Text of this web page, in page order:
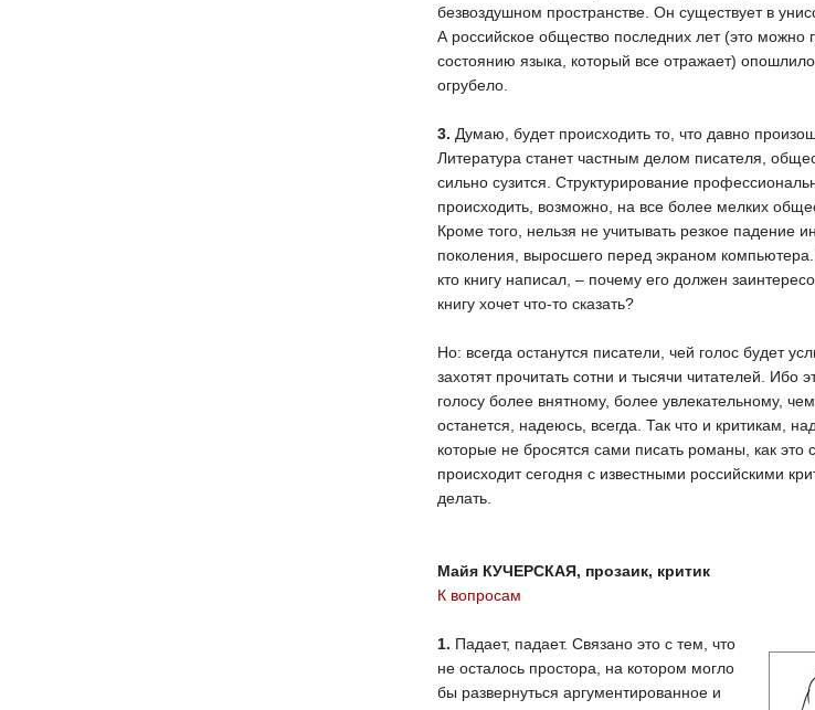
безвоздушном пространстве. Он существует в
А российское общество последних лет (это можно
состоянию языка, который все отражает)
огрубело.
3. Думаю, будет происходить то, что давно
Литература станет частным делом писателя,
сильно сузится. Структурирование
происходить, возможно, на все более мелких
Кроме того, нельзя не учитывать резкое падение
поколения, выросшего перед экраном
кто книгу написал, – почему его должен
книгу хочет что-то сказать?
Но: всегда останутся писатели, чей голос будет
захотят прочитать сотни и тысячи читателей. Ибо
голосу более внятному, более увлекательному,
останется, надеюсь, всегда. Так что и критикам,
которые не бросятся сами писать романы, как это
происходит сегодня с известными российскими
делать.
Майя КУЧЕРСКАЯ, прозаик, критик
К вопросам
1. Падает, падает. Связано это с тем, что
не осталось простора, на котором могло
бы развернуться аргументированное и